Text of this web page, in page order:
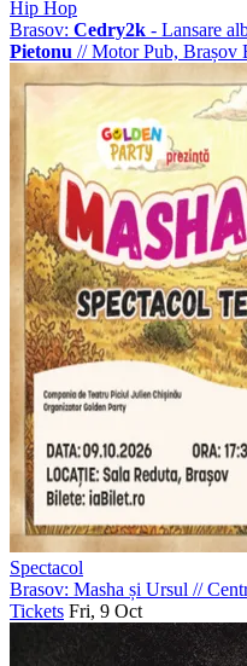
Hip Hop
Brasov: Cedry2k - Lansare
Pietonu //Motor Pub, Brașov
Spectacol
Brasov: Masha și Ursul //
Tickets Fri, 9 Oct